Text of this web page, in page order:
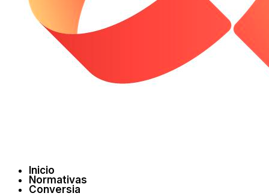
Inicio
Normativas
Conversia